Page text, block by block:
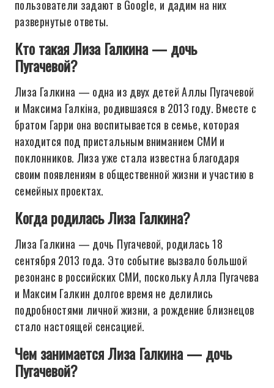
пользователи задают в Google, и дадим на них
развернутые ответы.
Кто такая Лиза Галкина — дочь
Пугачевой?
Лиза Галкина — одна из двух детей Аллы Пугачевой
и Максима Галкіна, родившаяся в 2013 году. Вместе с
братом Гарри она воспитывается в семье, которая
находится под пристальным вниманием СМИ и
поклонников. Лиза уже стала известна благодаря
своим появлениям в общественной жизни и участию в
семейных проектах.
Когда родилась Лиза Галкина?
Лиза Галкина — дочь Пугачевой, родилась 18
сентября 2013 года. Это событие вызвало большой
резонанс в российских СМИ, поскольку Алла Пугачева
и Максим Галкин долгое время не делились
подробностями личной жизни, а рождение близнецов
стало настоящей сенсацией.
Чем занимается Лиза Галкина — дочь
Пугачевой?